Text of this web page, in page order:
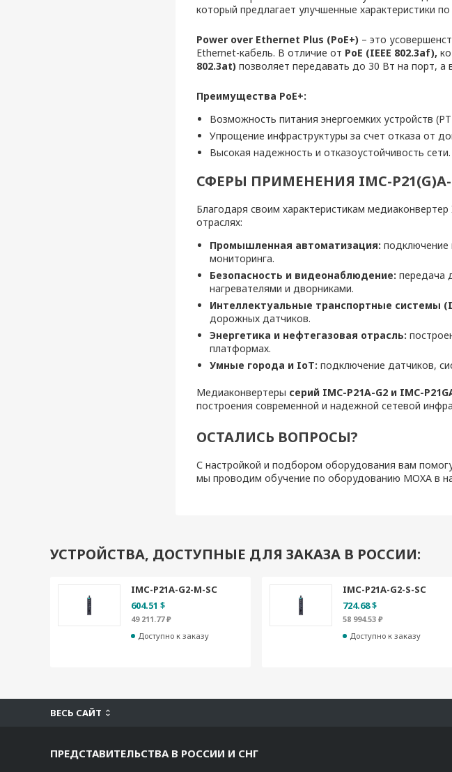
который предлагает улучшенные характеристики
Power over Ethernet Plus (PoE+) – это
Ethernet-кабель. В отличие от PoE (IEEE 802.3af),
802.3at) позволяет передавать до 30 Вт на порт, а
Преимущества PoE+:
Возможность питания энергоемких устройств
Упрощение инфраструктуры за счет отказа от
Высокая надежность и отказоустойчивость сети.
СФЕРЫ ПРИМЕНЕНИЯ IMC-P21(G)A-
Благодаря своим характеристикам
отраслях:
Промышленная автоматизация: подключение
мониторинга.
Безопасность и видеонаблюдение: передача
нагревателями и дворниками.
Интеллектуальные транспортные системы
дорожных датчиков.
Энергетика и нефтегазовая отрасль:
платформах.
Умные города и IoT: подключение датчиков,
Медиаконвертеры серий IMC-P21A-G2 и IMC-
построения современной и надежной сетевой
ОСТАЛИСЬ ВОПРОСЫ?
С настройкой и подбором оборудования вам
мы проводим обучение по оборудованию MOXA в
УСТРОЙСТВА, ДОСТУПНЫЕ ДЛЯ ЗАКАЗА В РОССИИ:
IMC-P21A-G2-M-SC
604.51 $
49 211.77 ₽
Доступно к заказу
IMC-P21A-G2-S-SC
724.68 $
58 994.53 ₽
Доступно к заказу
ВЕСЬ САЙТ
ПРЕДСТАВИТЕЛЬСТВА В РОССИИ И СНГ